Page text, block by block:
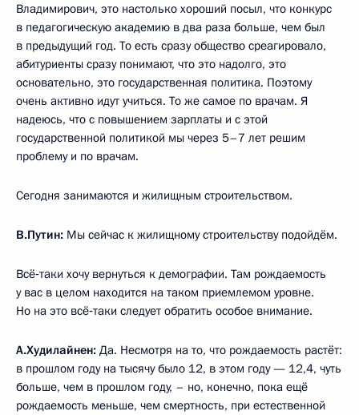
Владимирович, это настолько хороший посыл, что конкурс
в педагогическую академию в два раза больше, чем был
в предыдущий год. То есть сразу общество среагировало,
абитуриенты сразу понимают, что это надолго, это
основательно, это государственная политика. Поэтому
очень активно идут учиться. То же самое по врачам. Я
надеюсь, что с повышением зарплаты и с этой
государственной политикой мы через 5–7 лет решим
проблему и по врачам.
Сегодня занимаются и жилищным строительством.
В.Путин: Мы сейчас к жилищному строительству подойдём.
Всё‑таки хочу вернуться к демографии. Там рождаемость
у вас в целом находится на таком приемлемом уровне.
Но на это всё‑таки следует обратить особое внимание.
А.Худилайнен: Да. Несмотря на то, что рождаемость растёт:
в прошлом году на тысячу было 12, в этом году — 12,4, чуть
больше, чем в прошлом году, – но, конечно, пока ещё
рождаемость меньше, чем смертность, при естественной